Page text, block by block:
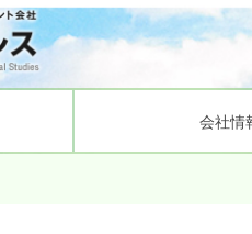
健全性の研究支援
会社情